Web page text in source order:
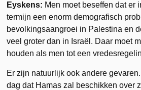
Eyskens: Men moet beseffen dat er
termijn een enorm demografisch
bevolkingsaangroei in Palestina en
veel groter dan in Israël. Daar moet
houden als men tot een
Er zijn natuurlijk ook andere
dag dat Hamas zal beschikken over